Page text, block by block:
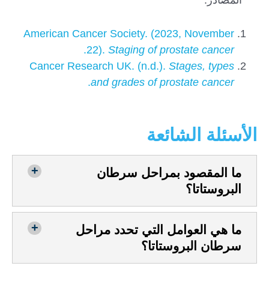
American Cancer Society. (2023, November
22). Staging of prostate cancer
.
Cancer Research UK. (n.d.). Stages, types
and grades of prostate cancer
.
الأسئلة الشائعة
ما المقصود بمراحل سرطان
البروستاتا؟
ما هي العوامل التي تحدد مراحل
سرطان البروستاتا؟